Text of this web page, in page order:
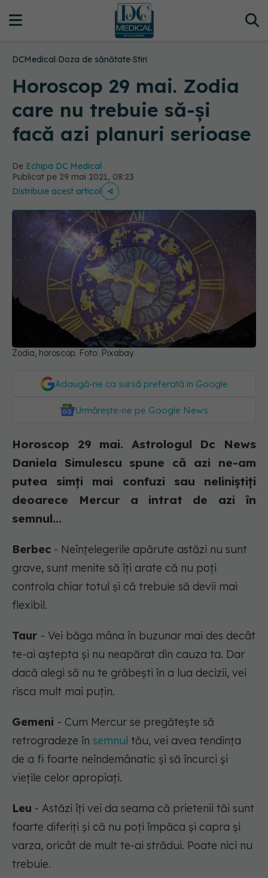
DCMedical›Doza de sănătate›Stiri
Horoscop 29 mai. Zodia
care nu trebuie să-și
facă azi planuri serioase
De Echipa DC Medical
Publicat pe 29 mai 2021, 08:23
Distribuie acest articol
Zodia, horoscop. Foto: Pixabay
Adaugă-ne ca sursă preferată în Google
Urmărește-ne pe Google News
Horoscop 29 mai. Astrologul Dc News
Daniela Simulescu spune că azi ne-am
putea simți mai confuzi sau neliniștiți
deoarece Mercur a intrat de azi în
semnul...
Berbec - Neînțelegerile apărute astăzi nu sunt
grave, sunt menite să îți arate că nu poți
controla chiar totul și că trebuie să devii mai
flexibil.
Taur - Vei băga mâna în buzunar mai des decât
te-ai aștepta și nu neapărat din cauza ta. Dar
dacă alegi să nu te grăbești în a lua decizii, vei
risca mult mai puțin.
Gemeni - Cum Mercur se pregătește să
retrogradeze în semnul tău, vei avea tendința
de a fi foarte neîndemânatic și să încurci și
viețile celor apropiați.
Leu - Astăzi îți vei da seama că prietenii tăi sunt
foarte diferiți și că nu poți împăca și capra și
varza, oricât de mult te-ai strădui. Poate nici nu
trebuie.